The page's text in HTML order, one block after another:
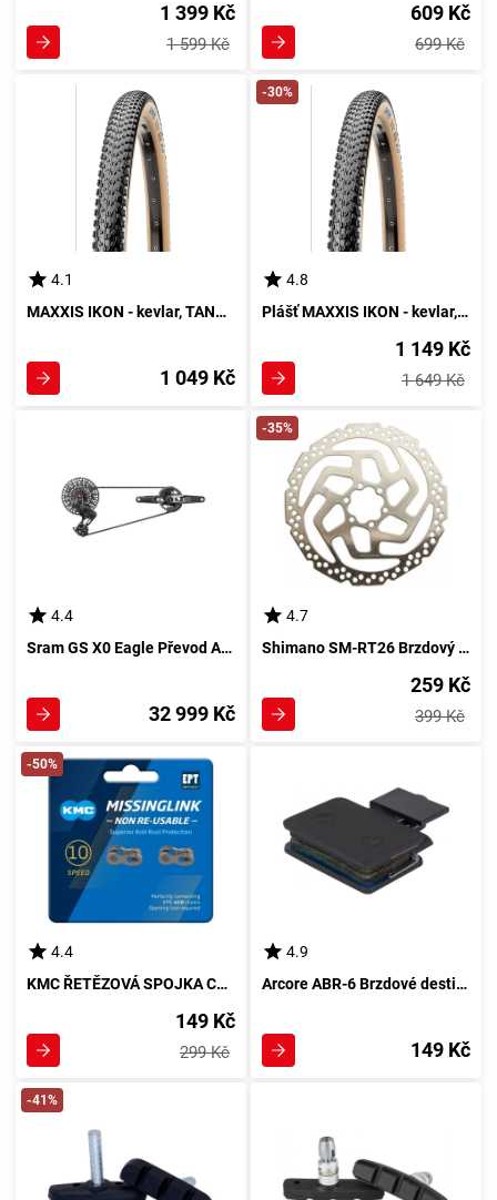
1 399 Kč
1 599 Kč
609 Kč
699 Kč
4.1
MAXXIS IKON - kevlar, TANWALL Směs: 2C, Ochrana: EXO
1 049 Kč
-30%
4.8
Plášť MAXXIS IKON - kevlar, TANWALL Směs: 2C, Ochrana: EXO
1 149 Kč
1 649 Kč
4.4
Sram GS X0 Eagle Převod AXS T-Type
32 999 Kč
-35%
4.7
Shimano SM-RT26 Brzdový kotouč, stříbrná
259 Kč
399 Kč
-50%
4.4
KMC ŘETĚZOVÁ SPOJKA CLUTCH 5,88/10, STŘÍBRNÁ
149 Kč
299 Kč
4.9
Arcore ABR-6 Brzdové destičky, černá
149 Kč
-41%